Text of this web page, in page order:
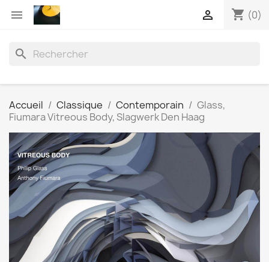
 shopping_cart (0)

search
Accueil Classique Contemporain
Glass,
Fiumara Vitreous Body, Slagwerk Den Haag